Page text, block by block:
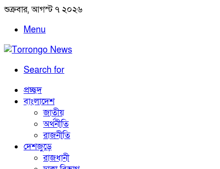
শুক্রবার, আগস্ট ৭ ২০২৬
Menu
Search for
প্রচ্ছদ
বাংলাদেশ
জাতীয়
অর্থনীতি
রাজনীতি
দেশজুড়ে
রাজধানী